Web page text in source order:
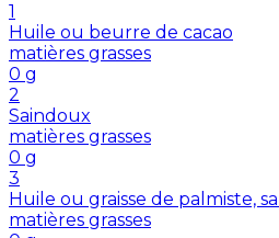
1
Huile ou beurre de cacao
matières grasses
0 g
2
Saindoux
matières grasses
0 g
3
Huile ou graisse de palmiste,
matières grasses